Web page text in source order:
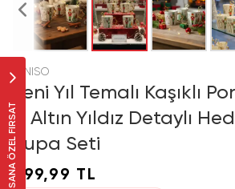
SANA ÖZEL FIRSAT
MINISO
Yeni Yıl Temalı Kaşıklı
– Altın Yıldız Detaylı
Kupa Seti
799,99 TL